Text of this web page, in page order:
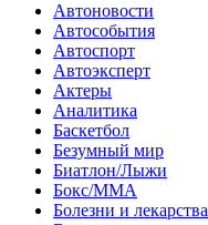
Автоновости
Автособытия
Автоспорт
Автоэксперт
Актеры
Аналитика
Баскетбол
Безумный мир
Биатлон/Лыжи
Бокс/MMA
Болезни и лекарства